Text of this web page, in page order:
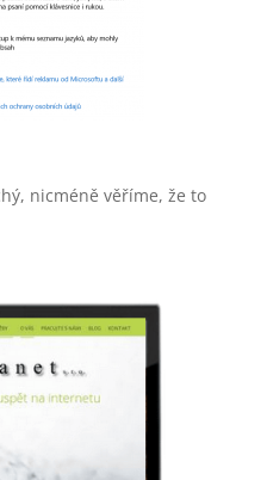
nicméně věříme, že to